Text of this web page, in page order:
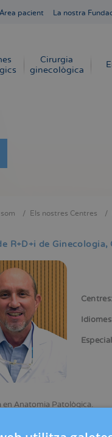
Área pacient La nostra
Cirurgia
ginecològica
Els nostres Centres
R+D+i de Ginecologia
Centres:
en Anatomia Patològica.